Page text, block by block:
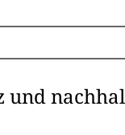
und